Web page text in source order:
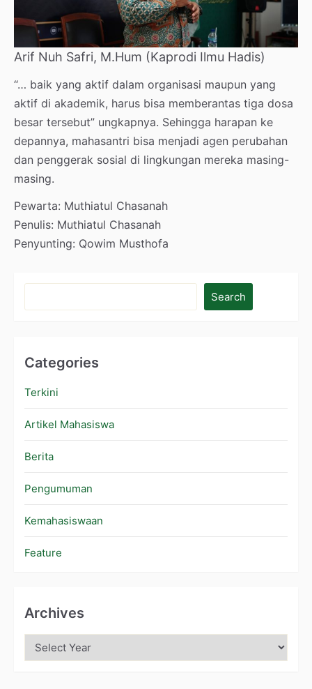
Arif Nuh Safri, M.Hum (Kaprodi Ilmu Hadis)
“… baik yang aktif dalam organisasi maupun yang
aktif di akademik, harus bisa memberantas tiga dosa
besar tersebut” ungkapnya. Sehingga harapan ke
depannya, mahasantri bisa menjadi agen perubahan
dan penggerak sosial di lingkungan mereka masing-
masing.
Pewarta: Muthiatul Chasanah
Penulis: Muthiatul Chasanah
Penyunting: Qowim Musthofa
Search
Categories
Terkini
Artikel Mahasiswa
Berita
Pengumuman
Kemahasiswaan
Feature
Archives